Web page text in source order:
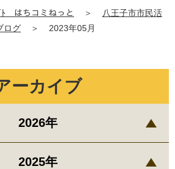
ﾄ はちコミねっと ＞
八王子市市民活
ログ ＞ 2023年05月
ーカイブ
2026年
2025年